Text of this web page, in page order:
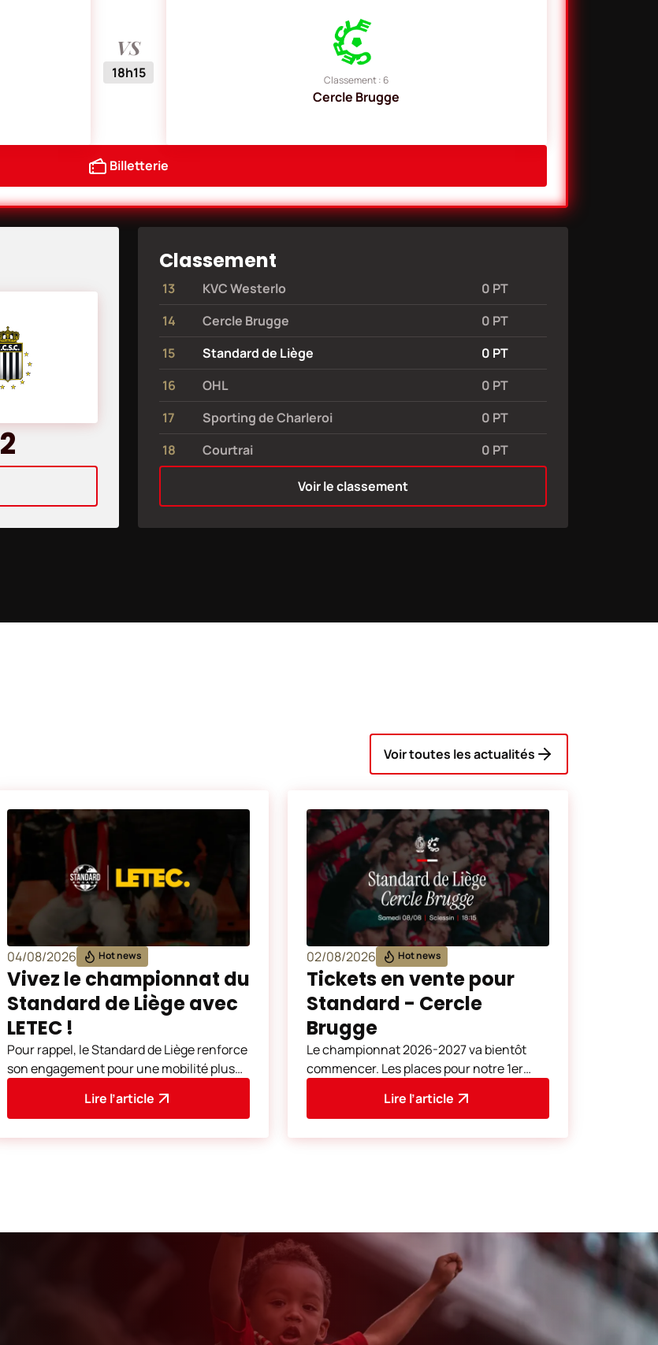
2
VS
18h15 Classement : 6
Cercle Brugge
Billetterie
Classement
13 KVC Westerlo
0 PT
14
Cercle Brugge
0 PT
15
Standard de Liège
0 PT
16
OHL
0 PT
17
Sporting de Charleroi
0 PT
18
Courtrai 0 PT
Voir le classement
Voir toutes les actualités
04/08/2026 Hot news
Vivez le championnat du
Standard de Liège avec
LETEC !
Pour rappel, le Standard de Liège renforce
son engagement pour une mobilité plus
continuité desLire l’article
02/08/2026 Hot news
Tickets en vente pour
Standard - Cercle
Brugge
Le championnat 2026-2027 va bientôt
commencer. Les places pour notre 1er
Cercle Brugge (samedi 8
Lire l’article